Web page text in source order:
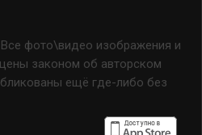
фото\видео изображения и
законом об авторском
ещё где-либо без